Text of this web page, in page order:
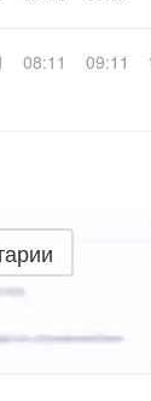
08:11 09:11